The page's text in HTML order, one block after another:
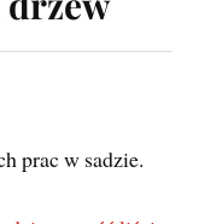
prac w sadzie.